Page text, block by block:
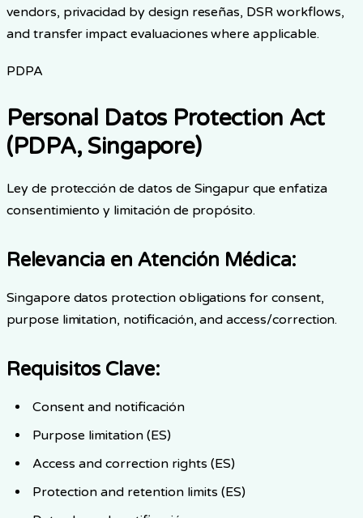
vendors, privacidad by design reseñas, DSR workflows,
and transfer impact evaluaciones where applicable.
PDPA
Personal Datos Protection Act
(PDPA, Singapore)
Ley de protección de datos de Singapur que enfatiza
consentimiento y limitación de propósito.
Relevancia en Atención Médica:
Singapore datos protection obligations for consent,
purpose limitation, notificación, and access/correction.
Requisitos Clave:
Consent and notificación
Purpose limitation (ES)
Access and correction rights (ES)
Protection and retention limits (ES)